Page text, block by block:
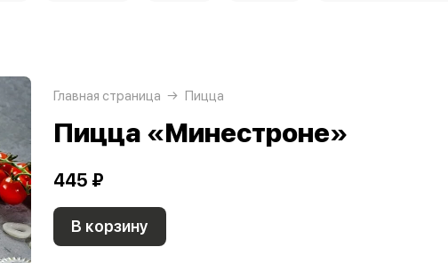
Главная страница Пицца
Пицца «Минестроне»
445 ₽
В корзину